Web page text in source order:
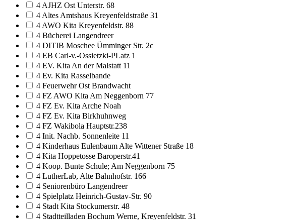
4 AJHZ Ost Unterstr. 68
4 Altes Amtshaus Kreyenfeldstraße 31
4 AWO Kita Kreyenfeldstr. 88
4 Bücherei Langendreer
4 DITIB Moschee Ümminger Str. 2c
4 EB Carl-v.-Ossietzki-PLatz 1
4 EV. Kita An der Malstatt 11
4 Ev. Kita Rasselbande
4 Feuerwehr Ost Brandwacht
4 FZ AWO Kita Am Neggenborn 77
4 FZ Ev. Kita Arche Noah
4 FZ Ev. Kita Birkhuhnweg
4 FZ Wakibola Hauptstr.238
4 Init. Nachb. Sonnenleite 11
4 Kinderhaus Eulenbaum Alte Wittener Straße 18
4 Kita Hoppetosse Baroperstr.41
4 Koop. Bunte Schule; Am Neggenborn 75
4 LutherLab, Alte Bahnhofstr. 166
4 Seniorenbüro Langendreer
4 Spielplatz Heinrich-Gustav-Str. 90
4 Stadt Kita Stockumerstr. 48
4 Stadtteilladen Bochum Werne, Kreyenfeldstr. 31